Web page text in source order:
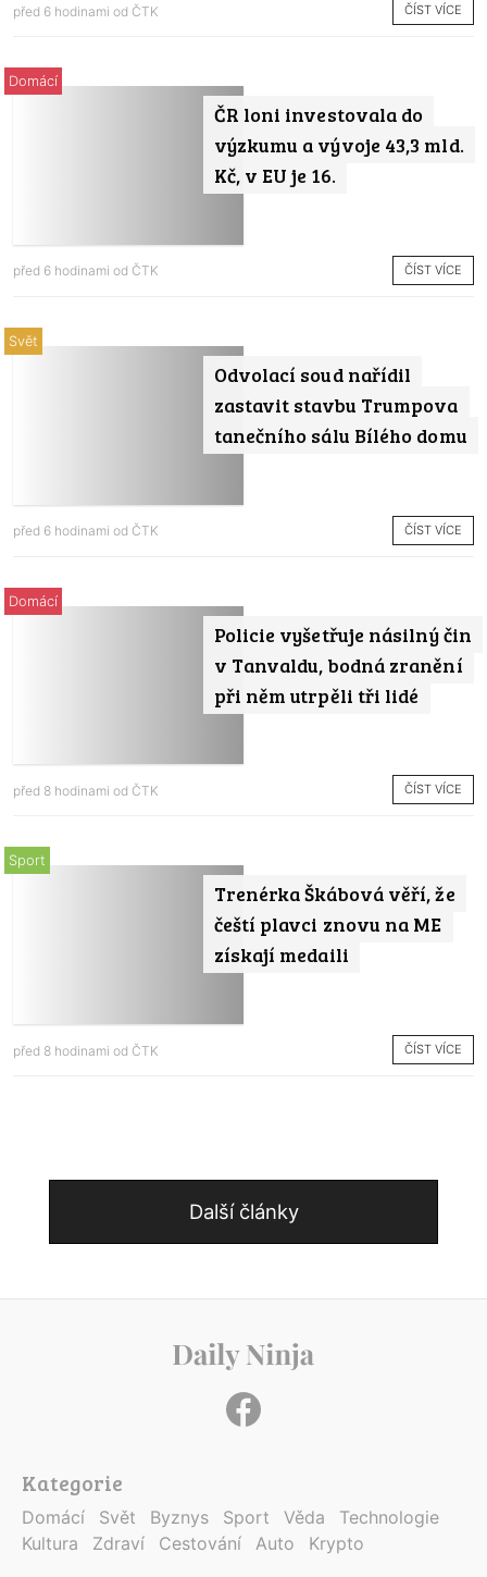
před 6 hodinami od ČTK ČÍST VÍCE
ČR loni investovala do
výzkumu a vývoje 43,3 mld.
Kč, v EU je 16.
Domácí
před 6 hodinami od ČTK ČÍST VÍCE
Odvolací soud nařídil
zastavit stavbu Trumpova
tanečního sálu Bílého domu
Svět
před 6 hodinami od ČTK ČÍST VÍCE
Policie vyšetřuje násilný čin
v Tanvaldu, bodná zranění
při něm utrpěli tři lidé
Domácí
před 8 hodinami od ČTK ČÍST VÍCE
Trenérka Škábová věří, že
čeští plavci znovu na ME
získají medaili
Sport
před 8 hodinami od ČTK ČÍST VÍCE
Další články
Kategorie
Domácí Svět Byznys Sport Věda
Technologie
Kultura
Zdraví Cestování Auto Krypto